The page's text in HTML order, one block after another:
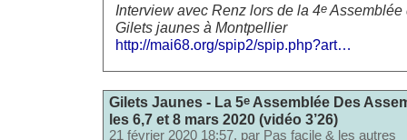
Interview avec Renz lors de la 4e Assemblée
Gilets jaunes à Montpellier
http://mai68.org/spip2/spip.php?art…
Gilets Jaunes - La 5e Assemblée Des
les 6,7 et 8 mars 2020 (vidéo 3’26)
21 février 2020 18:57, par Pas facile & les autres